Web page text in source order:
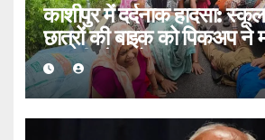
काशीपुर में दर्दनाक हादसा:
छात्रों की बाइक को पिकअप ने
एक की मौत, दो घायल